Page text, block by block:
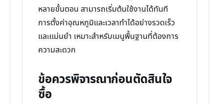
หลายขั้นตอน สามารถเริ่มต้นใช้งานได้ทันที
การตั้งค่าอุณหภูมิและเวลาทำได้อย่างรวดเร็ว
และแม่นยำ เหมาะสำหรับเมนูพื้นฐานที่ต้องการ
ความสะดวก
ข้อควรพิจารณาก่อนตัดสินใจ
ซื้อ